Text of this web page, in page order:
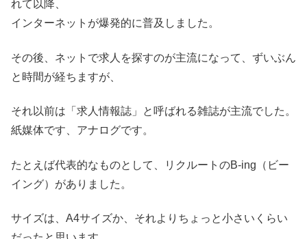
れて以降、
インターネットが爆発的に普及しました。
その後、ネットで求人を探すのが主流になって、ずいぶん
と時間が経ちますが、
それ以前は「求人情報誌」と呼ばれる雑誌が主流でした。
紙媒体です、アナログです。
たとえば代表的なものとして、リクルートのB-ing（ビー
イング）がありました。
サイズは、A4サイズか、それよりちょっと小さいくらい